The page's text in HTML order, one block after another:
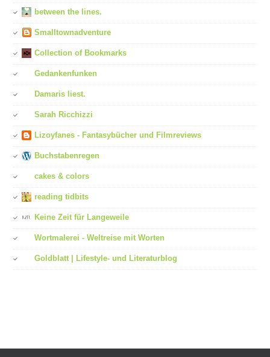
between the lines.
Smalltownadventure
Collection of Bookmarks
Gedankenfunken
Damaris liest.
Sarah Ricchizzi
Lizoyfanes - Fantasybücher und Filmreviews
Buchstabenregen
cakes & colors
reading tidbits
Keine Zeit für Langeweile
Wortmalerei - Weltreise mit Worten
Goldblatt | Lifestyle- und Literaturblog